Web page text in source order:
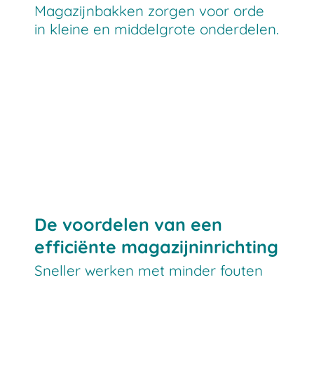
Magazijnbakken zorgen voor orde
in kleine en middelgrote onderdelen.
De voordelen van een
efficiënte magazijninrichting
Sneller werken met minder fouten